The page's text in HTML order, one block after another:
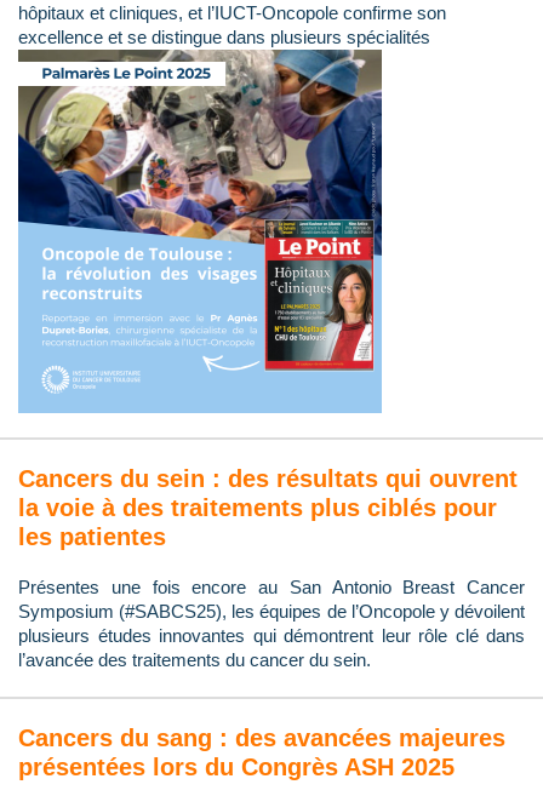
hôpitaux et cliniques, et l’IUCT-Oncopole confirme son
excellence et se distingue dans plusieurs spécialités
Cancers du sein : des résultats qui ouvrent
la voie à des traitements plus ciblés pour
les patientes
Présentes une fois encore au San Antonio Breast Cancer
Symposium (#SABCS25), les équipes de l’Oncopole y dévoilent
plusieurs études innovantes qui démontrent leur rôle clé dans
l’avancée des traitements du cancer du sein.
Cancers du sang : des avancées majeures
présentées lors du Congrès ASH 2025